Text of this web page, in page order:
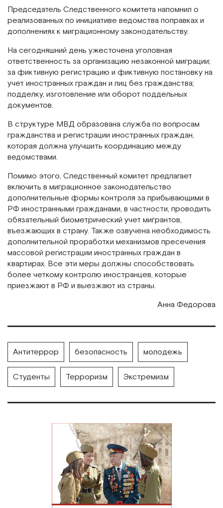
Председатель Следственного комитета напомнил о
реализованных по инициативе ведомства поправках и
дополнениях к миграционному законодательству.
На сегодняшний день ужесточена уголовная
ответственность за организацию незаконной миграции;
за фиктивную регистрацию и фиктивную постановку на
учет иностранных граждан и лиц без гражданства;
подделку, изготовление или оборот поддельных
документов.
В структуре МВД образована служба по вопросам
гражданства и регистрации иностранных граждан,
которая должна улучшить координацию между
ведомствами.
Помимо этого, Следственный комитет предлагает
включить в миграционное законодательство
дополнительные формы контроля за прибывающими в
РФ иностранными гражданами, в частности, проводить
обязательный биометрический учет мигрантов,
въезжающих в страну. Также озвучена необходимость
дополнительной проработки механизмов пресечения
массовой регистрации иностранных граждан в
квартирах. Все эти меры должны способствовать
более четкому контролю иностранцев, которые
приезжают в РФ и выезжают из страны.
Анна Федорова
Антитеррор безопасность молодежь
Студенты Терроризм Экстремизм